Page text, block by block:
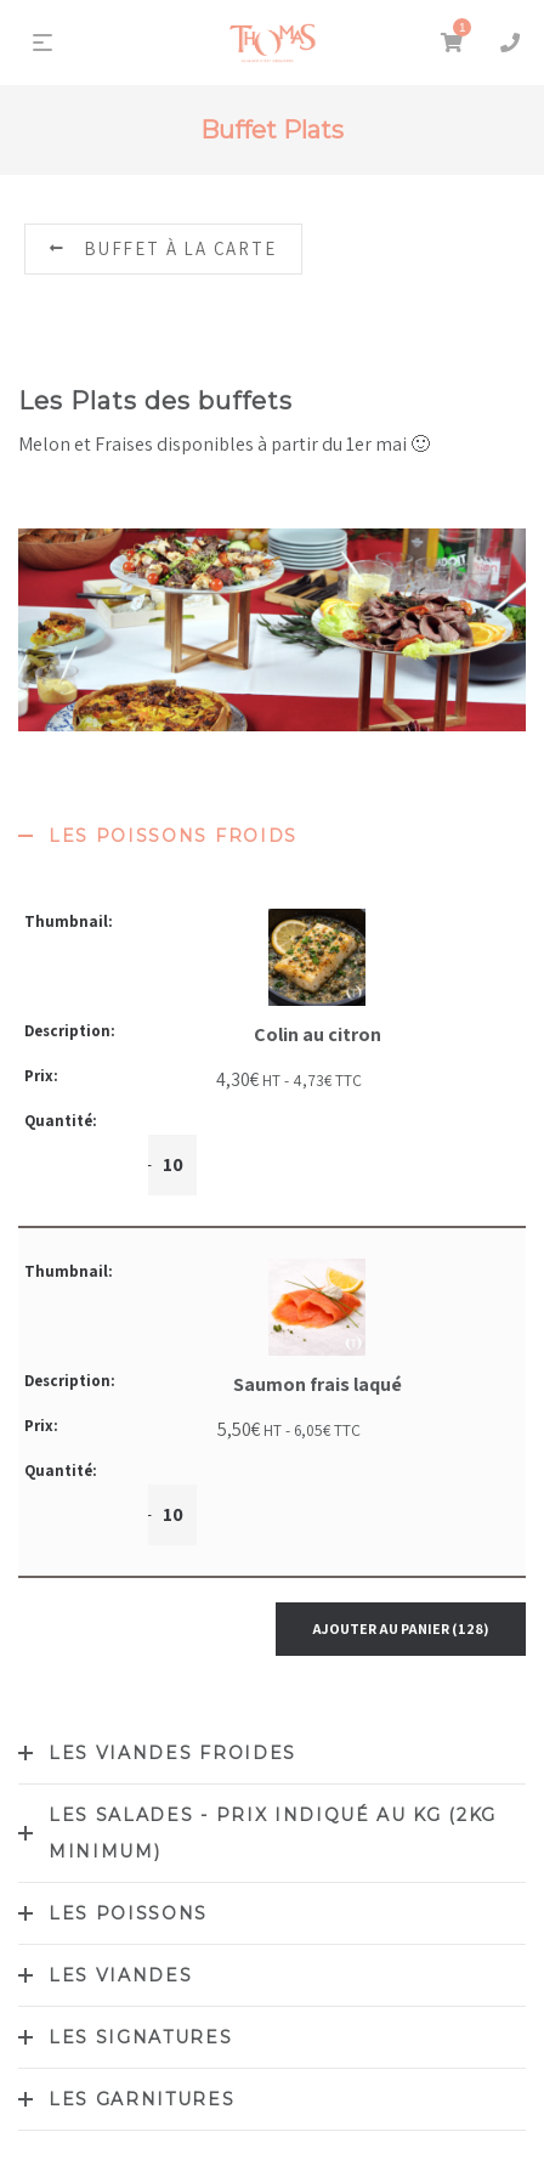
1
Buffet Plats
BUFFET À LA CARTE
Les Plats des buffets
Melon et Fraises disponibles à partir du 1er mai 🙂
LES POISSONS FROIDS
Colin au citron
4,30€ HT - 4,73€TTC
+
Saumon frais laqué
5,50€ HT - 6,05€TTC
+
AJOUTER AU PANIER (128)
LES VIANDES FROIDES
LES SALADES - PRIX INDIQUÉ AU KG (2KG
MINIMUM)
LES POISSONS
LES VIANDES
LES SIGNATURES
LES GARNITURES